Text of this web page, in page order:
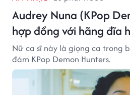
Audrey Nuna (KPop
hợp đồng với hãng đĩa
Nữ ca sĩ này là giọng ca trong
đám KPop Demon Hunters.